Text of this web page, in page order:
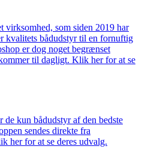
virksomhed, som siden 2019 har
kvalitets bådudstyr til en fornuftig
er dog noget begrænset
til dagligt. Klik her for at se
kun bådudstyr af den bedste
sendes direkte fra
her for at se deres udvalg.